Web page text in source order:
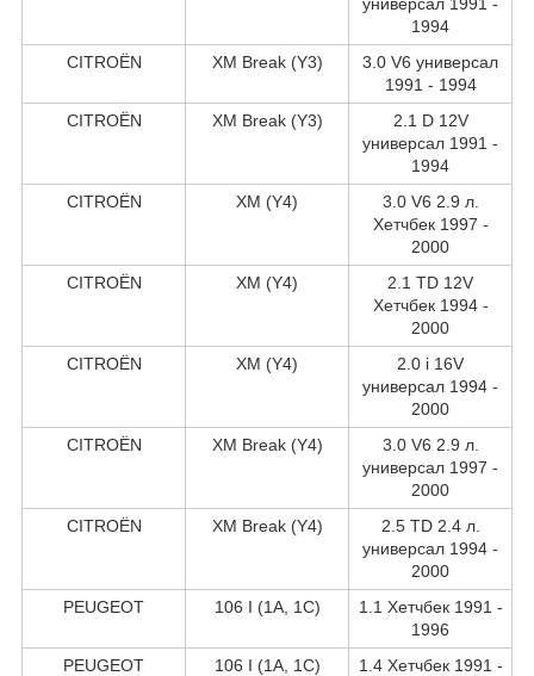
1994
CITROËN
XM Break (Y3)
3.0 V6 универсал
1991 - 1994
CITROËN
XM Break (Y3)
2.1 D 12V
универсал 1991 -
1994
CITROËN
XM (Y4)
3.0 V6 2.9 л.
Хетчбек 1997 -
2000
CITROËN
XM (Y4)
2.1 TD 12V
Хетчбек 1994 -
2000
CITROËN
XM (Y4)
2.0 i 16V
универсал 1994 -
2000
CITROËN
XM Break (Y4)
3.0 V6 2.9 л.
универсал 1997 -
2000
CITROËN
XM Break (Y4)
2.5 TD 2.4 л.
универсал 1994 -
2000
PEUGEOT
106 I (1A, 1C)
1.1 Хетчбек 1991 -
1996
PEUGEOT
106 I (1A, 1C)
1.4 Хетчбек 1991 -